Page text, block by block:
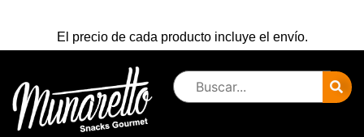
El precio de cada producto incluye el envío.